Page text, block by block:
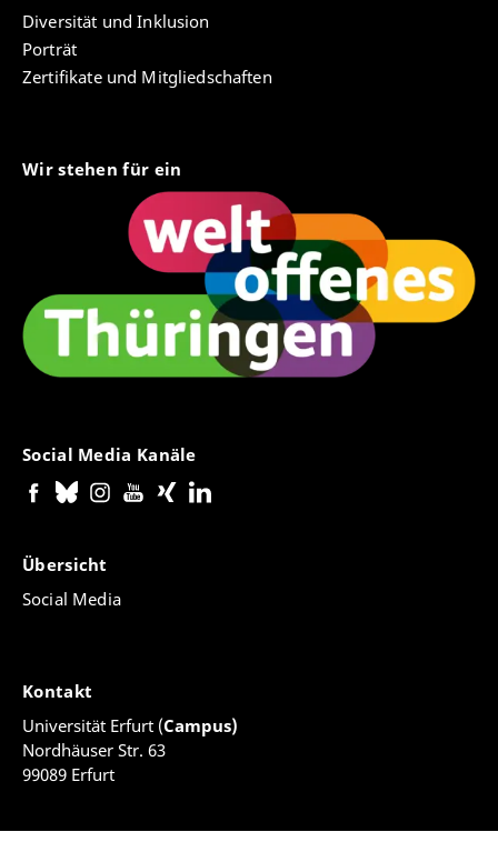
Diversität und Inklusion
Porträt
Zertifikate und Mitgliedschaften
Wir stehen für ein
Social Media Kanäle
Übersicht
Social Media
Kontakt
Universität Erfurt (Campus)
Nordhäuser Str. 63
99089 Erfurt